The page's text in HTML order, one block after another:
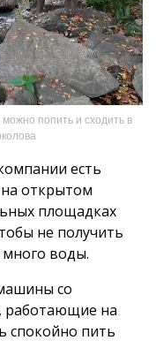
попить и сходить в
есть
открытом
площадках
не получить
воды.
со
работающие на
спокойно пить